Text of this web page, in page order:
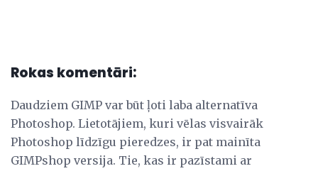
Rokas komentāri:
Daudziem GIMP var būt ļoti laba alternatīva
Photoshop. Lietotājiem, kuri vēlas visvairāk
Photoshop līdzīgu pieredzes, ir pat mainīta
GIMPshop versija. Tie, kas ir pazīstami ar